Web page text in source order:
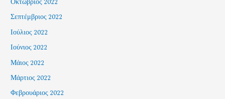
Σεπτέμβριος 2022
Ιούλιος 2022
Ιούνιος 2022
Μάιος 2022
Μάρτιος 2022
Φεβρουάριος 2022